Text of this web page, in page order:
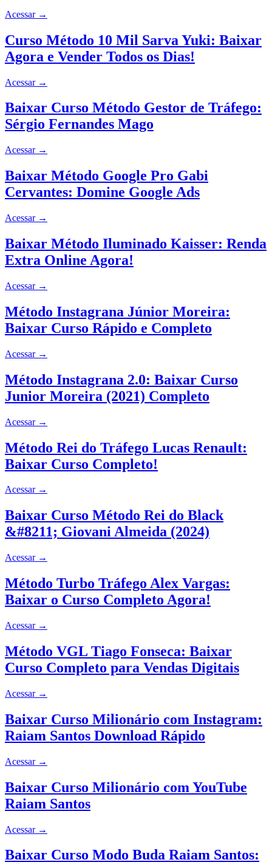
Acessar →
Curso Método 10 Mil Sarva Yuki: Baixar
Agora e Vender Todos os Dias!
Acessar →
Baixar Curso Método Gestor de Tráfego:
Sérgio Fernandes Mago
Acessar →
Baixar Método Google Pro Gabi
Cervantes: Domine Google Ads
Acessar →
Baixar Método Iluminado Kaisser: Renda
Extra Online Agora!
Acessar →
Método Instagrana Júnior Moreira:
Baixar Curso Rápido e Completo
Acessar →
Método Instagrana 2.0: Baixar Curso
Junior Moreira (2021) Completo
Acessar →
Método Rei do Tráfego Lucas Renault:
Baixar Curso Completo!
Acessar →
Baixar Curso Método Rei do Black
&#8211; Giovani Almeida (2024)
Acessar →
Método Turbo Tráfego Alex Vargas:
Baixar o Curso Completo Agora!
Acessar →
Método VGL Tiago Fonseca: Baixar
Curso Completo para Vendas Digitais
Acessar →
Baixar Curso Milionário com Instagram:
Raiam Santos Download Rápido
Acessar →
Baixar Curso Milionário com YouTube
Raiam Santos
Acessar →
Baixar Curso Modo Buda Raiam Santos: